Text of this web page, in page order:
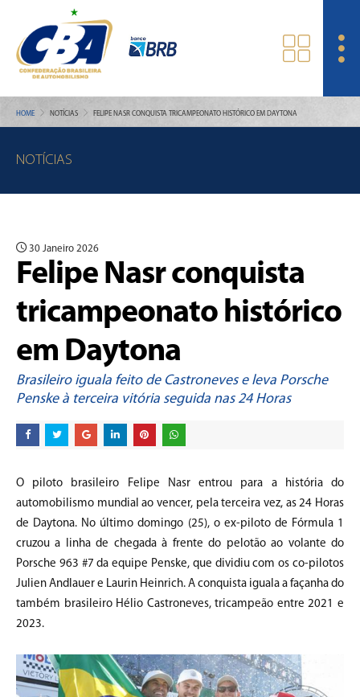
HOME NOTÍCIAS FELIPE NASR CONQUISTA TRICAMPEONATO HISTÓRICO EM DAYTONA
NOTÍCIAS
30 Janeiro 2026
Felipe Nasr conquista
tricampeonato histórico
em Daytona
Brasileiro iguala feito de Castroneves e leva Porsche
Penske à terceira vitória seguida nas 24 Horas
O piloto brasileiro Felipe Nasr entrou para a história do
automobilismo mundial ao vencer, pela terceira vez, as 24 Horas
de Daytona. No último domingo (25), o ex-piloto de Fórmula 1
cruzou a linha de chegada à frente do pelotão ao volante do
Porsche 963 #7 da equipe Penske, que dividiu com os co-pilotos
Julien Andlauer e Laurin Heinrich. A conquista iguala a façanha do
também brasileiro Hélio Castroneves, tricampeão entre 2021 e
2023.